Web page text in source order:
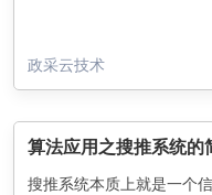
政采云技术
算法应用之搜推系统的
搜推系统本质上就是一个